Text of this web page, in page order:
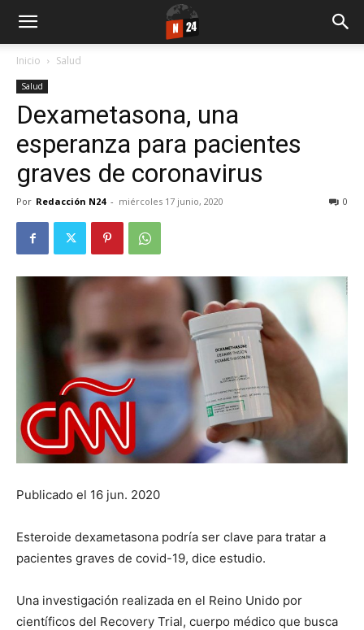
Inicio Salud
Salud
Dexametasona, una
esperanza para pacientes
graves de coronavirus
Por Redacción N24 - miércoles 17 junio, 2020 0
Publicado el 16 jun. 2020
Esteroide dexametasona podría ser clave para tratar a
pacientes graves de covid-19, dice estudio.
Una investigación realizada en el Reino Unido por
científicos del Recovery Trial, cuerpo médico que busca